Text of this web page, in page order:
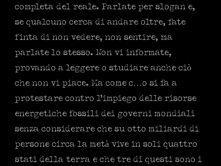
completa del reale. Parlate per slogan e,
se qualcuno cerca di andare oltre, fate
finta di non vedere, non sentire, ma
parlate lo stesso. Non vi informate,
provando a leggere o studiare anche ciò
che non vi piace. Ma come c…o si fa a
protestare contro l’impiego delle risorse
energetiche fossili dei governi mondiali
senza considerare che su otto miliardi di
persone circa la metà vive in soli quattro
stati della terra e che tre di questi sono i